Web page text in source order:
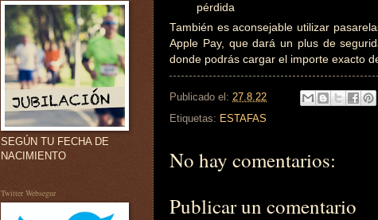
pérdida
También es aconsejable utilizar
Apple Pay, que dará un plus de
donde podrás cargar el importe exacto
Publicado el: 27.8.22
Etiquetas: ESTAFAS
No hay comentarios:
Publicar un comentario
SEGÚN TU FECHA DE
NACIMIENTO
Twitter Websegur